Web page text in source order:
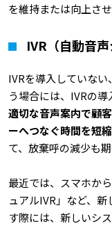
を維持または向上さ
IVR（自動音
IVRを導入していな
う場合には、IVRの導
適切な音声案内で顧
ーへつなぐ時間を短
て、放棄呼の減少も
最近では、スマホか
ュアルIVR」など、
す際には、新しいシ